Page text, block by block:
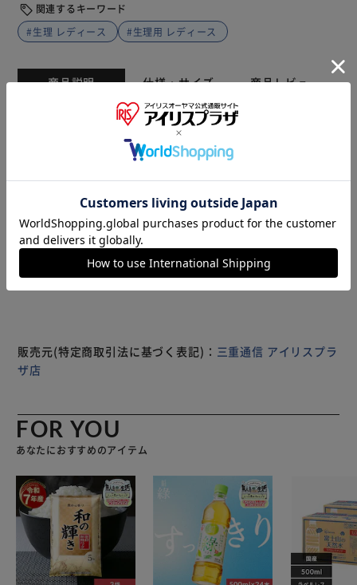
関連するキーワード
#生理 レディース
#生理用 レディース
商品説明 仕様・サイズ 商品レビュー
10代 20代 30代 40代 50代 広幅年齢層向けの生理用パンツ
です。 防水ゾーンが広くて漏れ防止に効果あり。 お尻をス
ッポリ包むのでナプキンはズレたりしない。 綿の生地で通
気性が抜群、ムレない、痒くない。 フロントポケット付だ
から、カイロを入れて温めて冷え性、生理痛の対策になりま
す。 4色選択可能：ピンク、ブルー、ベージュ、黒 2サイズ
選択可能：M、L 40kg～65kgまでの女性に対応可能。
※製品は予告なく仕様を変更する場合がございます。あらか
じめご了承ください。
販売元(特定商取引法に基づく表記)： 三重通信 アイリスプラ
ザ店
FOR YOU
あなたにおすすめのアイテム